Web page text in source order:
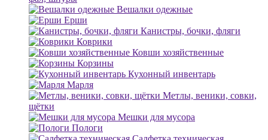
Вешалки одежные
Ерши
Канистры, бочки, фляги
Коврики
Ковши хозяйственные
Корзины
Кухонный инвентарь
Марля
Метлы, веники, совки,
щётки
Мешки для мусора
Пологи